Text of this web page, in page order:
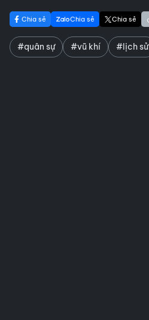
Chia sẻ Chia sẻ Chia sẻ
#quân sự #vũ khí #lịch sử